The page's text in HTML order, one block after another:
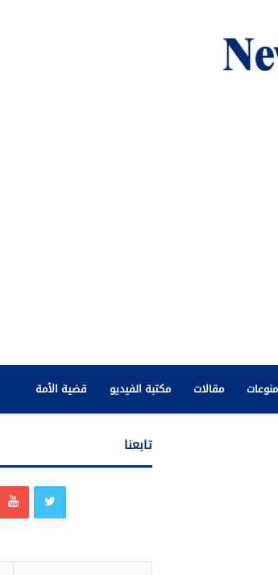
منوعات مقالات مكتبة الفيديو قضية الأمة
تابعنا